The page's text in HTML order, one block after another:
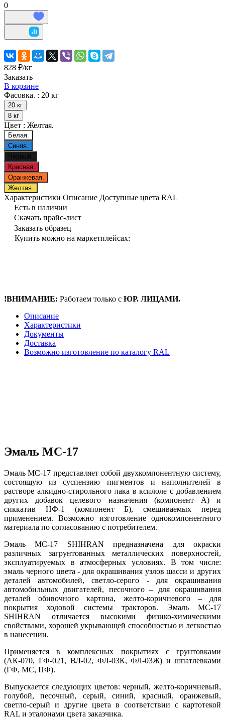
0
828 ₽/кг
Заказать
В корзине
Фасовка. : 20 кг
20 кг
8 кг
Цвет : Желтая.
Белая.
Синяя.
Черный.
Красная.
Оранжевая.
Желтая.
Характеристики Описание Доступные цвета RAL
Есть в наличии
Скачать прайс-лист
Заказать образец
Купить можно на маркетплейсах:
!ВНИМАНИЕ: Работаем только с ЮР. ЛИЦАМИ.
Описание
Характеристики
Документы
Доставка
Возможно изготовление по каталогу RAL
Эмаль МС-17
Эмаль МС-17 представляет собой двухкомпонентную систему,
состоящую из суспензию пигментов и наполнителей в
растворе алкидно-стирольного лака в ксилоле с добавлением
других добавок целевого назначения (компонент А) и
сиккатив НФ-1 (компонент Б), смешиваемых перед
применением. Возможно изготовление однокомпонентного
материала по согласованию с потребителем.
Эмаль МС-17 SHIHRAN предназначена для окраски
различных загрунтованных металлических поверхностей,
эксплуатируемых в атмосферных условиях. В том числе:
эмаль черного цвета - для окрашивания узлов шасси и других
деталей автомобилей, светло-серого - для окрашивания
автомобильных двигателей, песочного – для окрашивания
деталей обивочного картона, желто-коричневого – для
покрытия ходовой системы тракторов. Эмаль МС-17
SHIHRAN отличается высокими физико-химическими
свойствами, хорошей укрывающей способностью и легкостью
в нанесении.
Применяется в комплексных покрытиях с грунтовками
(АК-070, ГФ-021, ВЛ-02, ФЛ-03К, ФЛ-03Ж) и шпатлевками
(ГФ, МС, ПФ).
Выпускается следующих цветов: черный, желто-коричневый,
голубой, песочный, серый, синий, красный, оранжевый,
светло-серый и другие цвета в соответствии с картотекой
RAL и эталонами цвета заказчика.